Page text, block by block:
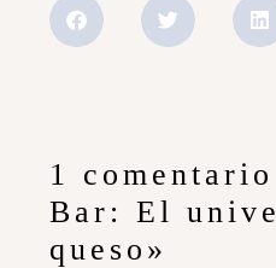
1
Bar: El
queso»